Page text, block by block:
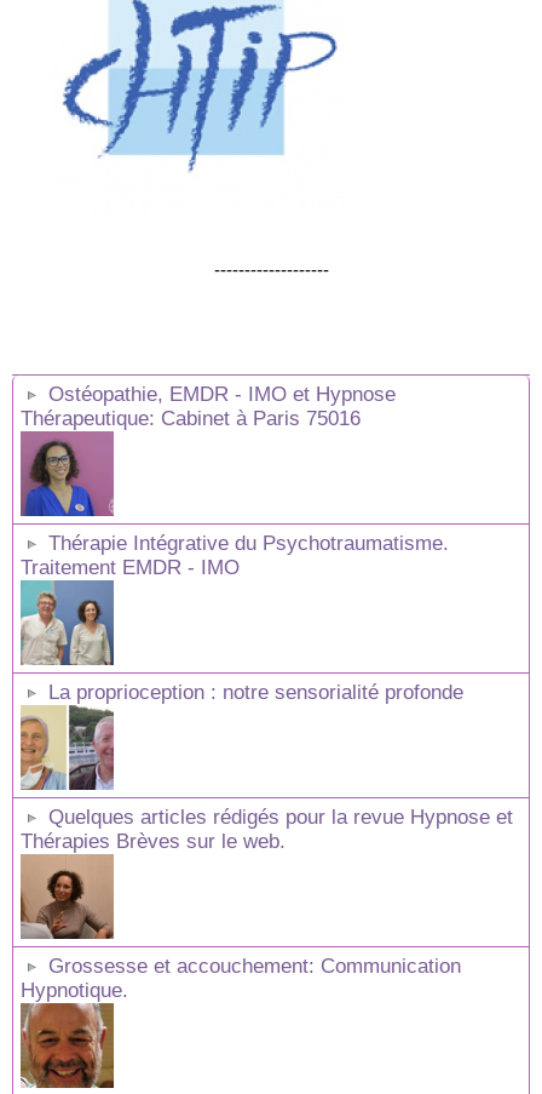
-------------------
Ostéopathie, EMDR - IMO et Hypnose
Thérapeutique: Cabinet à Paris 75016
Thérapie Intégrative du Psychotraumatisme.
Traitement EMDR - IMO
La proprioception : notre sensorialité profonde
Quelques articles rédigés pour la revue Hypnose et
Thérapies Brèves sur le web.
Grossesse et accouchement: Communication
Hypnotique.